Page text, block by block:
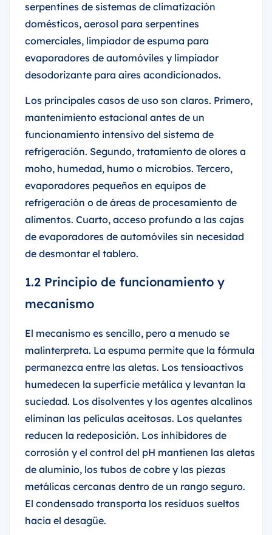
serpentines de sistemas de climatización
domésticos, aerosol para serpentines
comerciales, limpiador de espuma para
evaporadores de automóviles y limpiador
desodorizante para aires acondicionados.
Los principales casos de uso son claros. Primero,
mantenimiento estacional antes de un
funcionamiento intensivo del sistema de
refrigeración. Segundo, tratamiento de olores a
moho, humedad, humo o microbios. Tercero,
evaporadores pequeños en equipos de
refrigeración o de áreas de procesamiento de
alimentos. Cuarto, acceso profundo a las cajas
de evaporadores de automóviles sin necesidad
de desmontar el tablero.
1.2 Principio de funcionamiento y
mecanismo
El mecanismo es sencillo, pero a menudo se
malinterpreta. La espuma permite que la fórmula
permanezca entre las aletas. Los tensioactivos
humedecen la superficie metálica y levantan la
suciedad. Los disolventes y los agentes alcalinos
eliminan las películas aceitosas. Los quelantes
reducen la redeposición. Los inhibidores de
corrosión y el control del pH mantienen las aletas
de aluminio, los tubos de cobre y las piezas
metálicas cercanas dentro de un rango seguro.
El condensado transporta los residuos sueltos
hacia el desagüe.